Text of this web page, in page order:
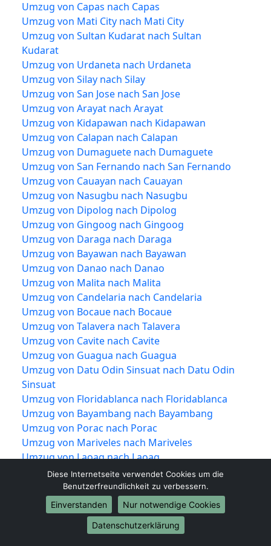
Umzug von Capas nach Capas
Umzug von Mati City nach Mati City
Umzug von Sultan Kudarat nach Sultan
Kudarat
Umzug von Urdaneta nach Urdaneta
Umzug von Silay nach Silay
Umzug von San Jose nach San Jose
Umzug von Arayat nach Arayat
Umzug von Kidapawan nach Kidapawan
Umzug von Calapan nach Calapan
Umzug von Dumaguete nach Dumaguete
Umzug von San Fernando nach San Fernando
Umzug von Cauayan nach Cauayan
Umzug von Nasugbu nach Nasugbu
Umzug von Dipolog nach Dipolog
Umzug von Gingoog nach Gingoog
Umzug von Daraga nach Daraga
Umzug von Bayawan nach Bayawan
Umzug von Danao nach Danao
Umzug von Malita nach Malita
Umzug von Candelaria nach Candelaria
Umzug von Bocaue nach Bocaue
Umzug von Talavera nach Talavera
Umzug von Cavite nach Cavite
Umzug von Guagua nach Guagua
Umzug von Datu Odin Sinsuat nach Datu Odin
Sinsuat
Umzug von Floridablanca nach Floridablanca
Umzug von Bayambang nach Bayambang
Umzug von Porac nach Porac
Umzug von Mariveles nach Mariveles
Umzug von Laoag nach Laoag
Umzug von Parang nach Parang
Umzug von Himamaylan nach Himamaylan
Umzug von Bislig nach Bislig
Umzug von Santa Cruz nach Santa Cruz
Umzug von Minglanilla nach Minglanilla
Diese Internetseite verwendet Cookies um die
Benutzerfreundlichkeit zu verbessern.
Einverstanden
Nur notwendige Cookies
Datenschutzerklärung